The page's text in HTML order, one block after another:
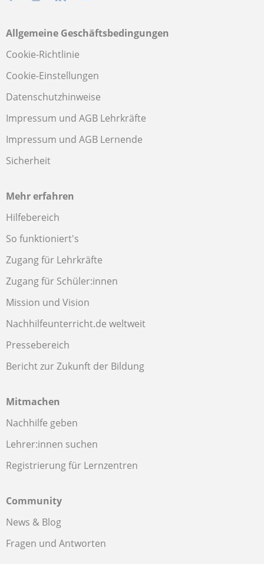
Allgemeine Geschäftsbedingungen
Cookie-Richtlinie
Cookie-Einstellungen
Datenschutzhinweise
Impressum und AGB Lehrkräfte
Impressum und AGB Lernende
Sicherheit
Mehr erfahren
Hilfebereich
So funktioniert's
Zugang für Lehrkräfte
Zugang für Schüler:innen
Mission und Vision
Nachhilfeunterricht.de weltweit
Pressebereich
Bericht zur Zukunft der Bildung
Mitmachen
Nachhilfe geben
Lehrer:innen suchen
Registrierung für Lernzentren
Community
News & Blog
Fragen und Antworten